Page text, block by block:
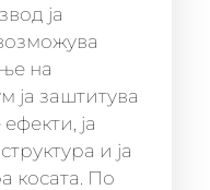
ја
на
ја заштитува
ја
и ја
косата. По